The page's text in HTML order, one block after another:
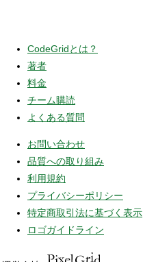
CodeGridとは？
著者
料金
チーム購読
よくある質問
お問い合わせ
品質への取り組み
利用規約
プライバシーポリシー
特定商取引法に基づく表示
ロゴガイドライン